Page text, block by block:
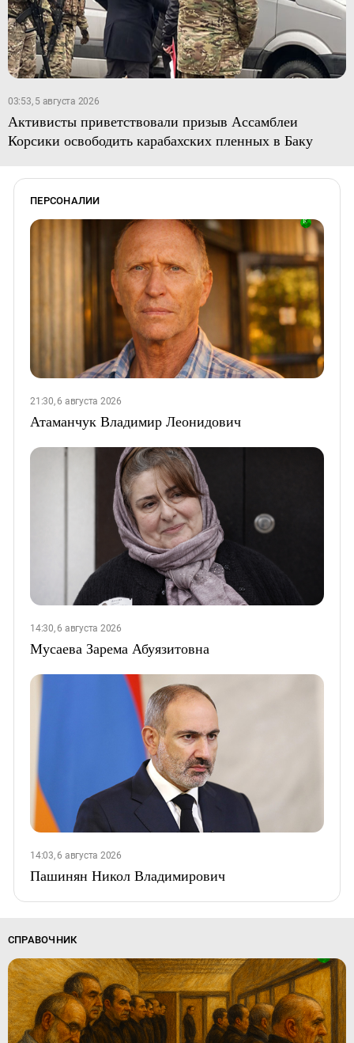
03:53, 5 августа 2026
Активисты приветствовали призыв Ассамблеи
Корсики освободить карабахских пленных в Баку
ПЕРСОНАЛИИ
21:30, 6 августа 2026
Атаманчук Владимир Леонидович
14:30, 6 августа 2026
Мусаева Зарема Абуязитовна
14:03, 6 августа 2026
Пашинян Никол Владимирович
СПРАВОЧНИК